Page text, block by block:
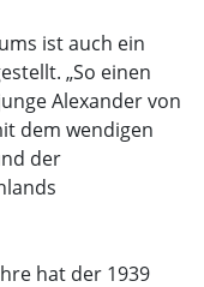
ist auch ein
„So einen
Alexander von
dem wendigen
der
hat der 1939